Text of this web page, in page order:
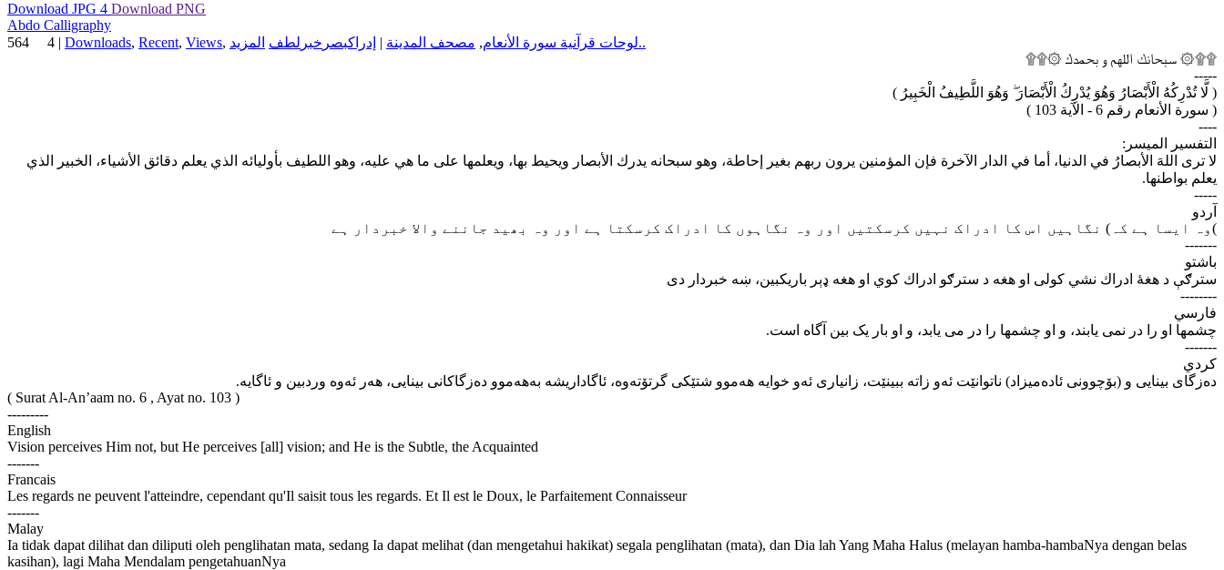
Download JPG 4 Download PNG
Abdo Calligraphy
564
4 | Downloads, Recent, Views, لوحات قرآنية سورة الأنعام, مصحف المدينة | إدراكبصر خبر لطف
المزيد..
۩۩۞ سبحانك اللهم و بحمدك ۞۩۩
-----
( لَّا تُدْرِكُهُ الْأَبْصَارُ وَهُوَ يُدْرِكُ الْأَبْصَارَ ۖ وَهُوَ اللَّطِيفُ الْخَبِيرُ )
( سورة الأنعام رقم 6 - الآية 103 )
----
التفسير الميسر:
لا ترى اللهَ الأبصارُ في الدنيا، أما في الدار الآخرة فإن المؤمنين يرون ربهم بغير إحاطة، وهو سبحانه يدرك الأبصار ويحيط بها، ويعلمها على ما هي عليه، وهو اللطيف بأوليائه الذي يعلم دقائق الأشياء، الخبير الذي
يعلم بواطنها.
-----
آردو
)وہ ایسا ہے کہ) نگاہیں اس کا ادراک نہیں کرسکتیں اور وہ نگاہوں کا ادراک کرسکتا ہے اور وہ بھید جاننے والا خبردار ہے
-------
باشتو
سترګې د هغهٔ ادراك نشي كولى او هغه د سترګو ادراك كوي او هغه ډېر باریكبین، ښه خبردار دى
--------
فارسي
چشمها او را در نمی یابند، و او چشمها را در می یابد، و او بار یک بین آگاه است.
-------
كردي
ده‌زگای بینایی و (بۆچوونی ئاده‌میزاد) ناتوانێت ئه‌و زاته ببینێت، زانیاری ئه‌و خوایه هه‌موو شتێکی گرتۆته‌وه‌، ئاگاداریشه به‌هه‌موو ده‌زگاکانی بینایی، هه‌ر ئه‌وه وردبین و ئاگایه‌.
( Surat Al-An’aam no. 6 , Ayat no. 103 )
---------
English
Vision perceives Him not, but He perceives [all] vision; and He is the Subtle, the Acquainted
-------
Francais
Les regards ne peuvent l'atteindre, cependant qu'Il saisit tous les regards. Et Il est le Doux, le Parfaitement Connaisseur
-------
Malay
Ia tidak dapat dilihat dan diliputi oleh penglihatan mata, sedang Ia dapat melihat (dan mengetahui hakikat) segala penglihatan (mata), dan Dia lah Yang Maha Halus (melayan hamba-hambaNya dengan belas
kasihan), lagi Maha Mendalam pengetahuanNya